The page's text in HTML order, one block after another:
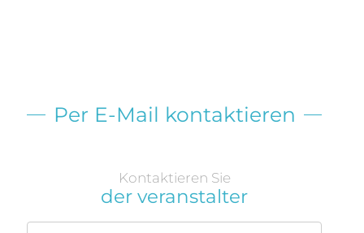
Per E-Mail kontaktieren
Kontaktieren Sie
der veranstalter